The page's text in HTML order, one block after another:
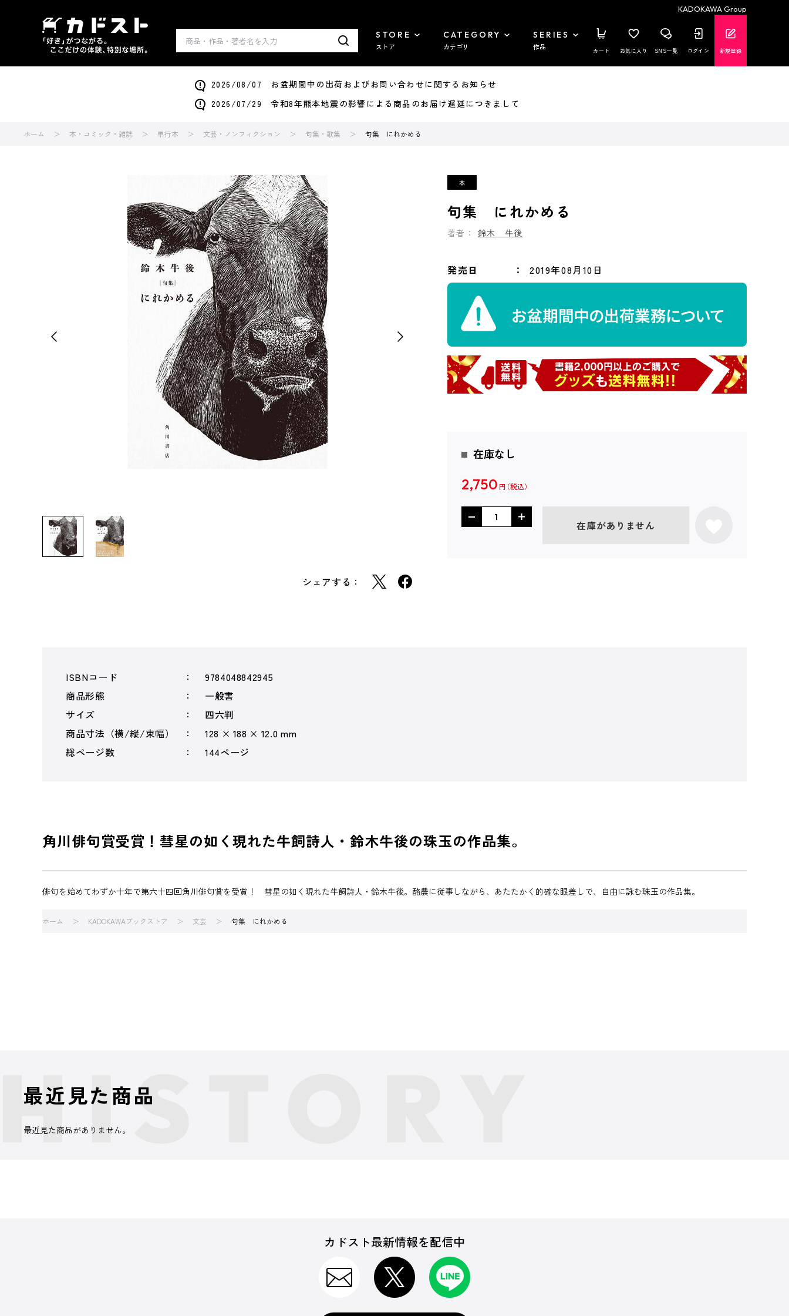
KADOKAWA Group
STORE
ストア
CATEGORY
カテゴリ
SERIES
作品 カート お気に入り SNS一覧 ログイン 新規登録
2026/08/07 お盆期間中の出荷およびお問い合わせに関するお知らせ
2026/07/29 令和8年熊本地震の影響による商品のお届け遅延につきまして
ホーム 本・コミック・雑誌 単行本 文芸・ノンフィクション 句集・歌集 句集 にれかめる
シェアする：
句集 にれかめる
著者： 鈴木 牛後
発売日 2019年08月10日
在庫なし
2,750 円
在庫がありません
ISBNコード
9784048842945
商品形態
一般書
サイズ
四六判
商品寸法（横/縦/束幅）
128 × 188 × 12.0 mm
総ページ数
144ページ
角川俳句賞受賞！彗星の如く現れた牛飼詩人・鈴木牛後の珠玉の作品集。
俳句を始めてわずか十年で第六十四回角川俳句賞を受賞！ 彗星の如く現れた牛飼詩人・鈴木牛後。酪農に従事しながら、あたたかく的確な眼差しで、自由に詠む珠玉の作品集。
ホーム KADOKAWAブックストア 文芸 句集 にれかめる
最近見た商品
最近見た商品がありません。
カドスト最新情報を配信中